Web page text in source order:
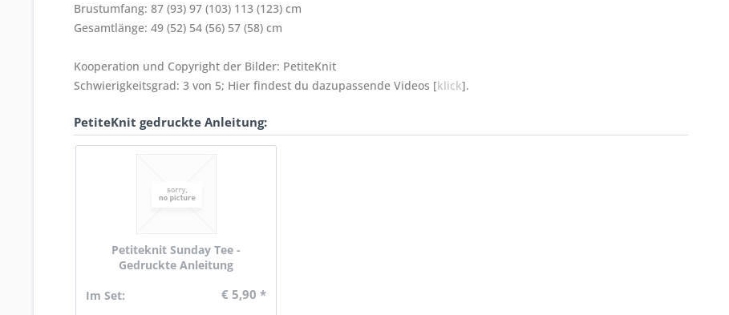
Brustumfang: 87 (93) 97 (103) 113 (123) cm
Gesamtlänge: 49 (52) 54 (56) 57 (58) cm
Kooperation und Copyright der Bilder: PetiteKnit
Schwierigkeitsgrad: 3 von 5; Hier findest du dazupassende Videos [klick].
PetiteKnit gedruckte Anleitung:
Petiteknit Sunday Tee -
Gedruckte Anleitung
Im Set:
€ 5,90 *